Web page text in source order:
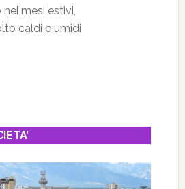
mesi estivi,
caldi e umidi